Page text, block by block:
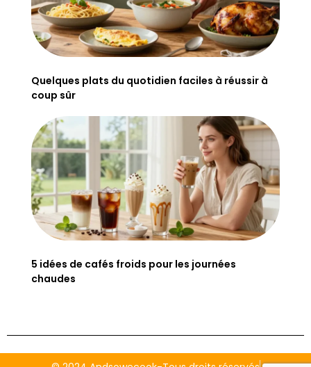
Quelques plats du quotidien faciles à réussir à
coup sûr
5 idées de cafés froids pour les journées
chaudes